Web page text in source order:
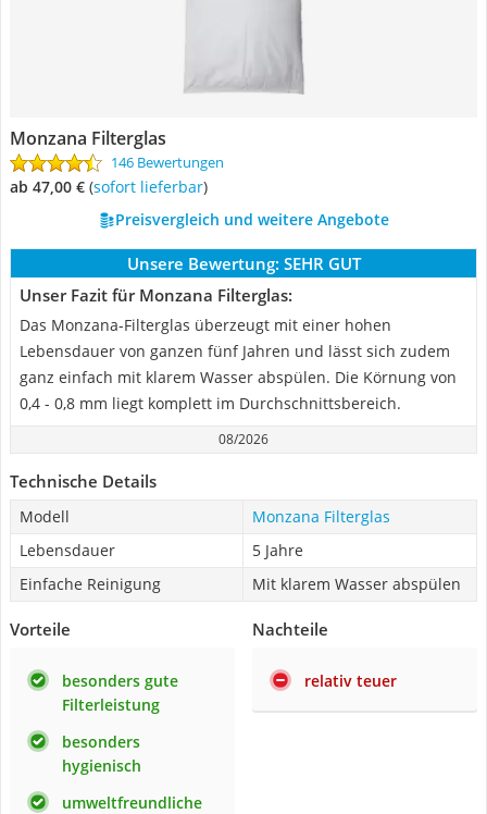
Monzana Filterglas
146 Bewertungen
ab 47,00 € ( Sofort lieferbar)
Preisvergleich und weitere Angebote
Unsere Bewertung: SEHR GUT
Unser Fazit für Monzana Filterglas:
Das Monzana-Filterglas überzeugt mit einer hohen
Lebensdauer von ganzen fünf Jahren und lässt sich zudem
ganz einfach mit klarem Wasser abspülen. Die Körnung von
0,4 - 0,8 mm liegt komplett im Durchschnittsbereich.
08/2026
Technische Details
Modell
Monzana Filterglas
Lebensdauer
5 Jahre
Einfache Reinigung
Mit klarem Wasser abspülen
Vorteile
besonders gute
Filterleistung
besonders
hygienisch
umweltfreundliche
Nachteile
relativ teuer